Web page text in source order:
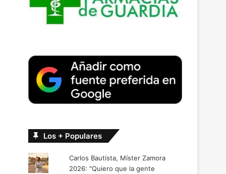
Los + Populares
Carlos Bautista, Míster Zamora
2026: "Quiero que la gente